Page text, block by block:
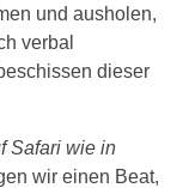
und ausholen,
verbal
dieser
Safari wie in
wir einen Beat,